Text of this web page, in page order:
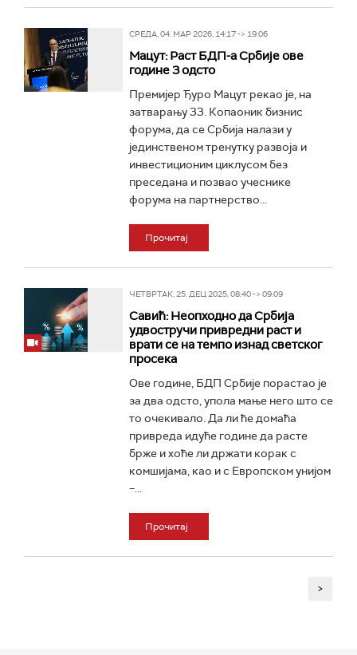
СРЕДА, 04. МАР 2026, 14:17 -> 19:06
Мацут: Раст БДП-а Србије ове
године 3 одсто
Премијер Ђуро Мацут рекао је, на
затварању 33. Копаоник бизнис
форума, да се Србија налази у
јединственом тренутку развоја и
инвестиционим циклусом без
преседана и позвао учеснике
форума на партнерство...
Прочитај
ЧЕТВРТАК, 25. ДЕЦ 2025, 08:40 -> 09:09
Савић: Неопходно да Србија
удвостручи привредни раст и
врати се на темпо изнад светског
просека
Ове године, БДП Србије порастао је
за два одсто, упола мање него што се
то очекивало. Да ли ће домаћа
привреда идуће године да расте
брже и хоће ли држати корак с
комшијама, као и с Европском унијом
–...
Прочитај
>